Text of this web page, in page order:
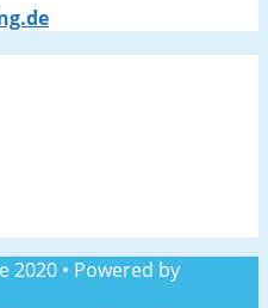
2020 • Powered by